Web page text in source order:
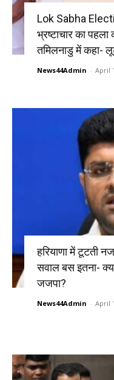
Lok Sabha
भ्रष्टाचार का पहला
तमिलनाडु में कहा-
News44Admin - April
हरियाणा में टूटती
सवाल बस इतना-
जजपा?
News44Admin - April